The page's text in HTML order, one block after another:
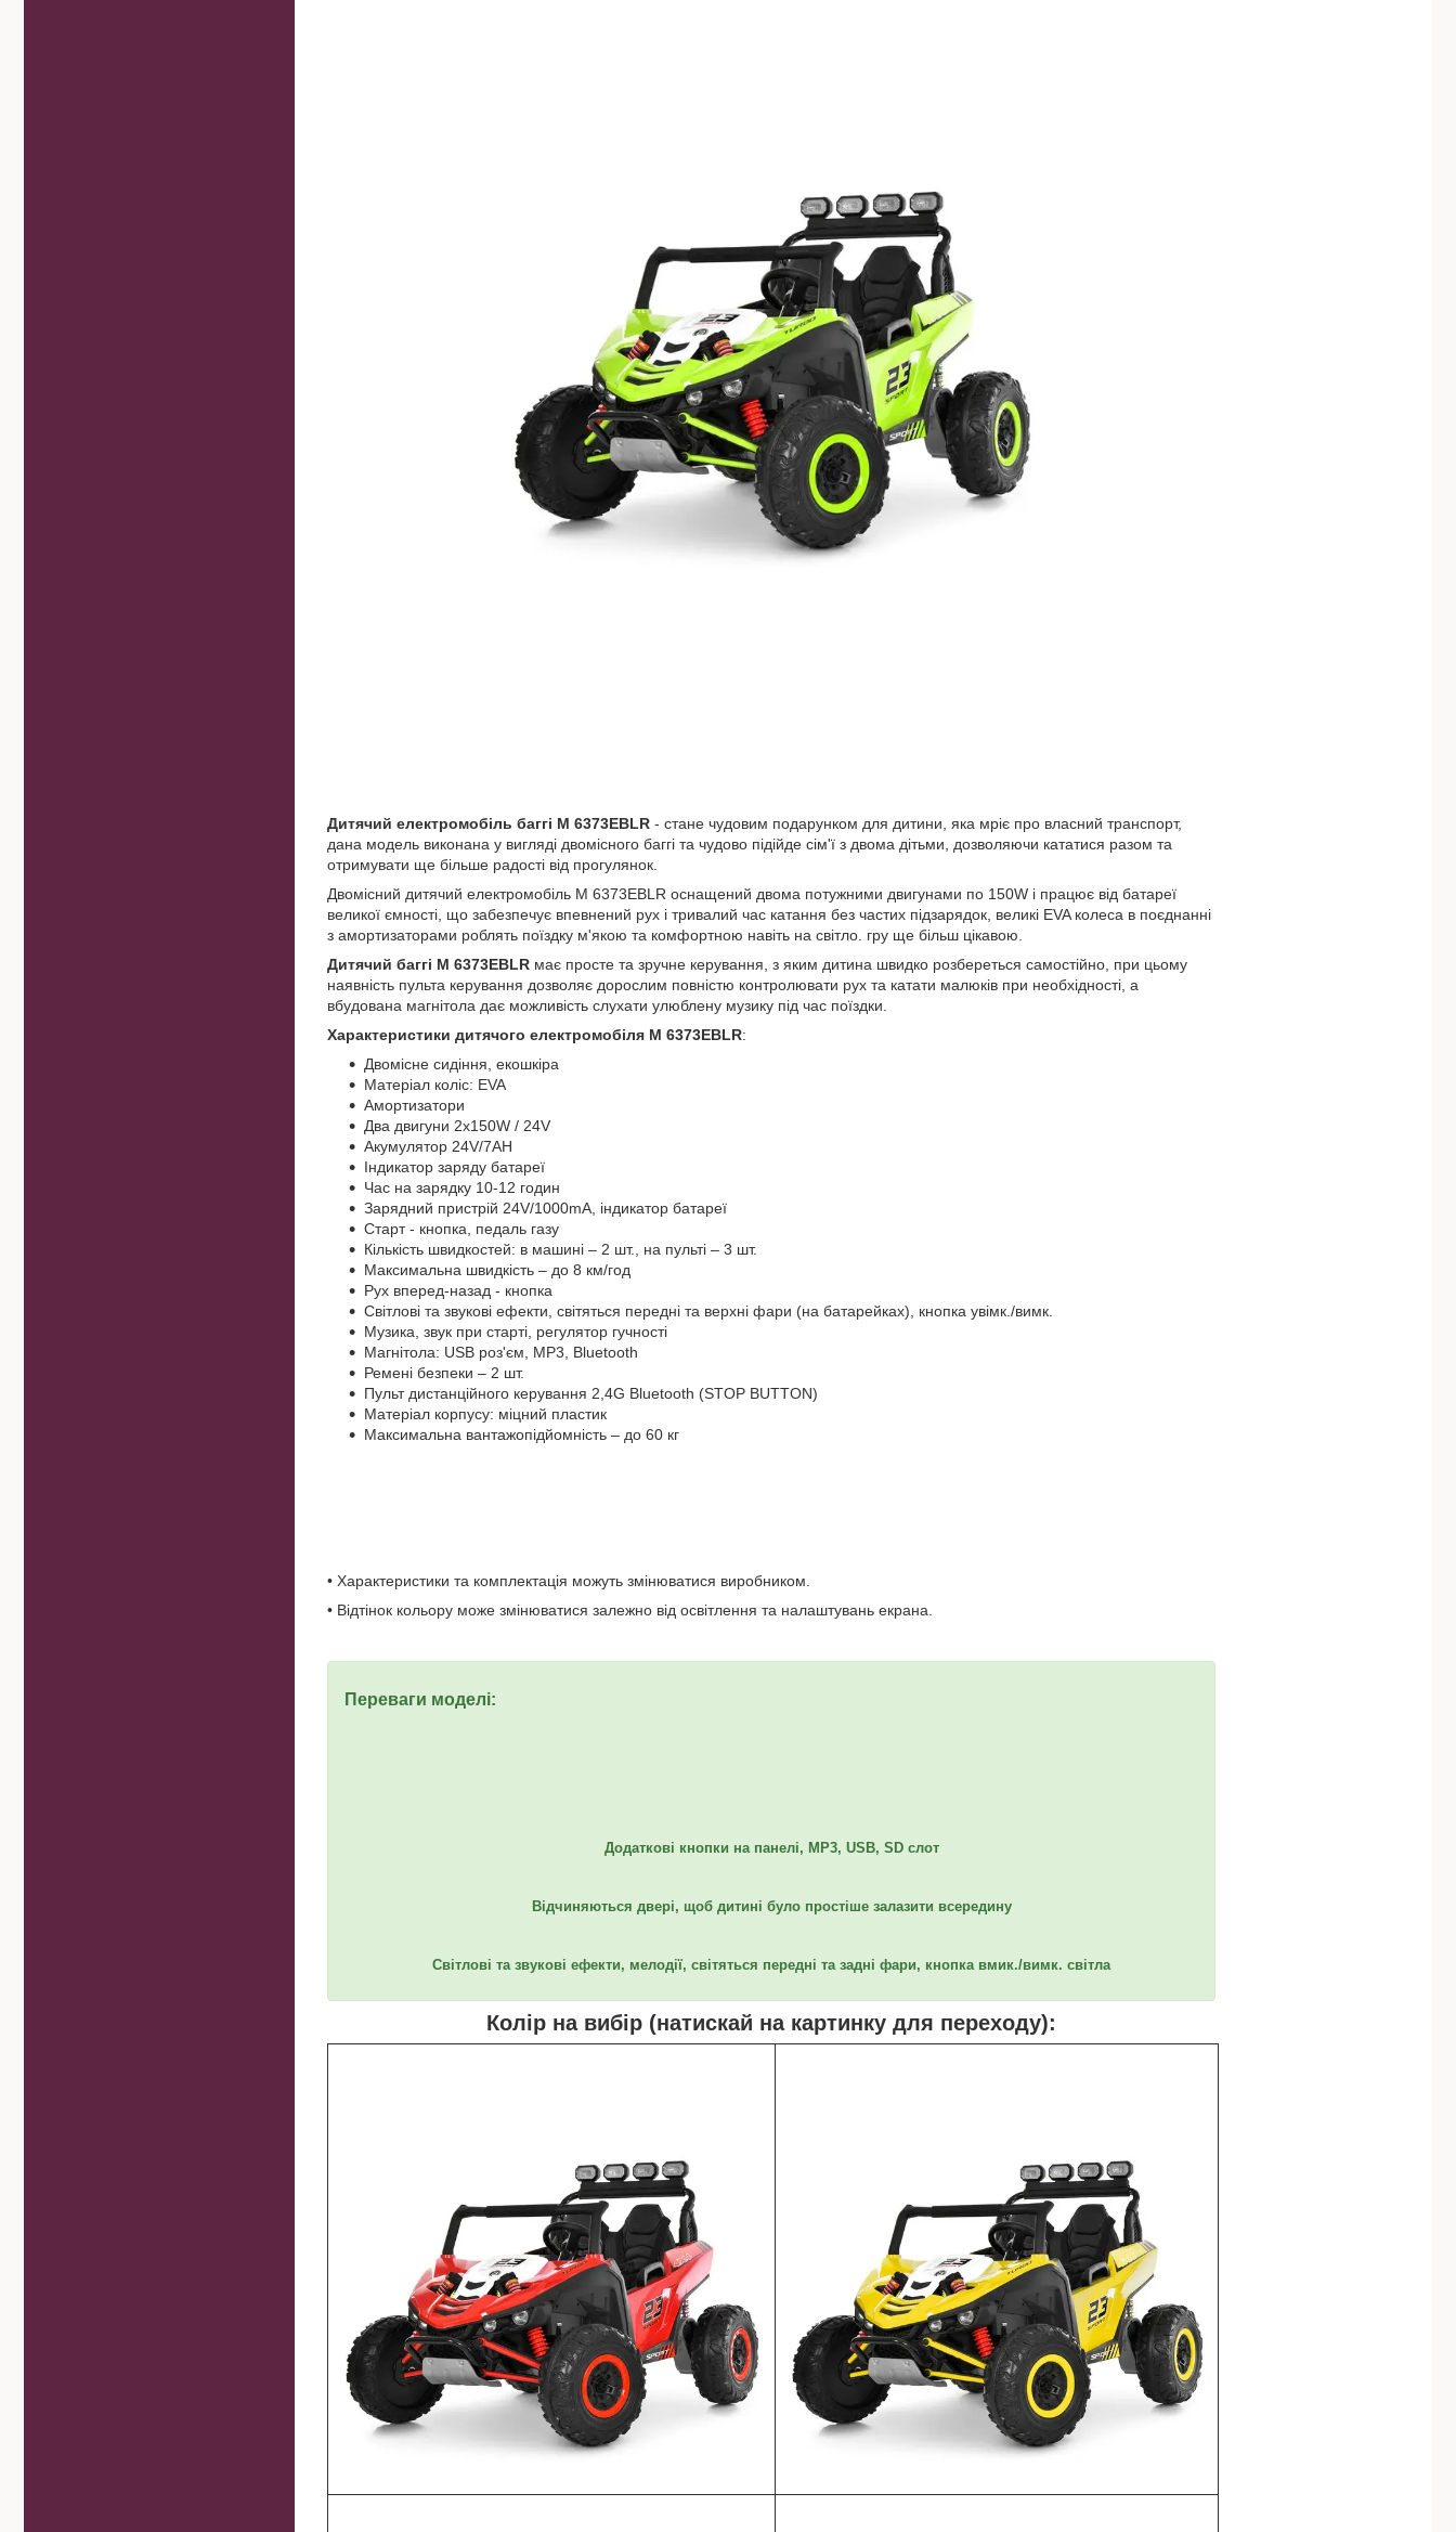
Дитячий електромобіль баггі M 6373EBLR - стане чудовим подарунком для дитини, яка мріє про власний транспорт,
дана модель виконана у вигляді двомісного баггі та чудово підійде сім'ї з двома дітьми, дозволяючи кататися разом та
отримувати ще більше радості від прогулянок.
Двомісний дитячий електромобіль M 6373EBLR оснащений двома потужними двигунами по 150W і працює від батареї
великої ємності, що забезпечує впевнений рух і тривалий час катання без частих підзарядок, великі EVA колеса в поєднанні
з амортизаторами роблять поїздку м'якою та комфортною навіть на світло. гру ще більш цікавою.
Дитячий баггі M 6373EBLR має просте та зручне керування, з яким дитина швидко розбереться самостійно, при цьому
наявність пульта керування дозволяє дорослим повністю контролювати рух та катати малюків при необхідності, а
вбудована магнітола дає можливість слухати улюблену музику під час поїздки.
Характеристики дитячого електромобіля M 6373EBLR:
Двомісне сидіння, екошкіра
Матеріал коліс: EVA
Амортизатори
Два двигуни 2х150W / 24V
Акумулятор 24V/7AH
Індикатор заряду батареї
Час на зарядку 10-12 годин
Зарядний пристрій 24V/1000mA, індикатор батареї
Старт - кнопка, педаль газу
Кількість швидкостей: в машині – 2 шт., на пульті – 3 шт.
Максимальна швидкість – до 8 км/год
Рух вперед-назад - кнопка
Світлові та звукові ефекти, світяться передні та верхні фари (на батарейках), кнопка увімк./вимк.
Музика, звук при старті, регулятор гучності
Магнітола: USB роз'єм, MP3, Bluetooth
Ремені безпеки – 2 шт.
Пульт дистанційного керування 2,4G Bluetooth (STOP BUTTON)
Матеріал корпусу: міцний пластик
Максимальна вантажопідйомність – до 60 кг
• Характеристики та комплектація можуть змінюватися виробником.
• Відтінок кольору може змінюватися залежно від освітлення та налаштувань екрана.
Переваги моделі:
Додаткові кнопки на панелі, MР3, USB, SD слот
Відчиняються двері, щоб дитині було простіше залазити всередину
Світлові та звукові ефекти, мелодії, світяться передні та задні фари, кнопка вмик./вимк. світла
Колір на вибір (натискай на картинку для переходу):